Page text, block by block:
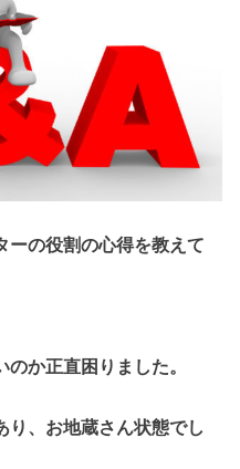
ーの役割の心得を教えて
か正直困りました。
り、お地蔵さん状態でし